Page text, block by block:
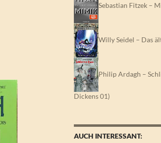
Sebastian Fitzek –
Willy Seidel – Das
Philip Ardagh –
Dickens 01)
AUCH INTERESSANT: